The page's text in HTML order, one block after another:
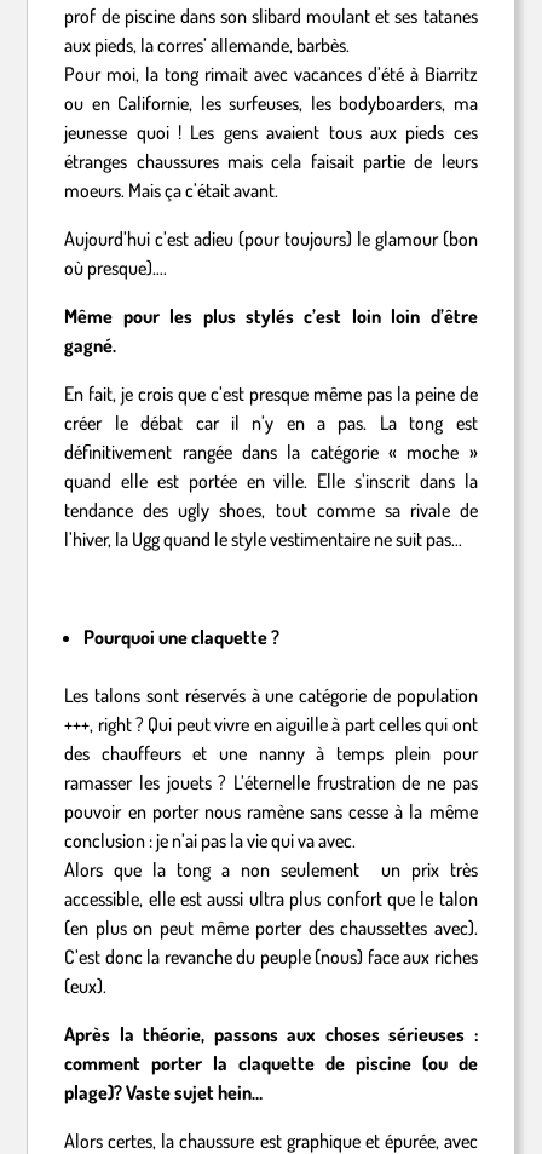
prof de piscine dans son slibard moulant et ses tatanes
aux pieds, la corres’ allemande, barbès.
Pour moi, la tong rimait avec vacances d’été à Biarritz
ou en Californie, les surfeuses, les bodyboarders, ma
jeunesse quoi ! Les gens avaient tous aux pieds ces
étranges chaussures mais cela faisait partie de leurs
moeurs. Mais ça c’était avant.
Aujourd’hui c’est adieu (pour toujours) le glamour (bon
où presque)….
Même pour les plus stylés c’est loin loin d’être
gagné.
En fait, je crois que c’est presque même pas la peine de
créer le débat car il n’y en a pas. La tong est
définitivement rangée dans la catégorie « moche »
quand elle est portée en ville. Elle s’inscrit dans la
tendance des ugly shoes, tout comme sa rivale de
l’hiver, la Ugg quand le style vestimentaire ne suit pas…
Pourquoi une claquette ?
Les talons sont réservés à une catégorie de population
+++, right ? Qui peut vivre en aiguille à part celles qui ont
des chauffeurs et une nanny à temps plein pour
ramasser les jouets ? L’éternelle frustration de ne pas
pouvoir en porter nous ramène sans cesse à la même
conclusion : je n’ai pas la vie qui va avec.
Alors que la tong a non seulement un prix très
accessible, elle est aussi ultra plus confort que le talon
(en plus on peut même porter des chaussettes avec).
C’est donc la revanche du peuple (nous) face aux riches
(eux).
Après la théorie, passons aux choses sérieuses :
comment porter la claquette de piscine (ou de
plage)? Vaste sujet hein…
Alors certes, la chaussure est graphique et épurée, avec